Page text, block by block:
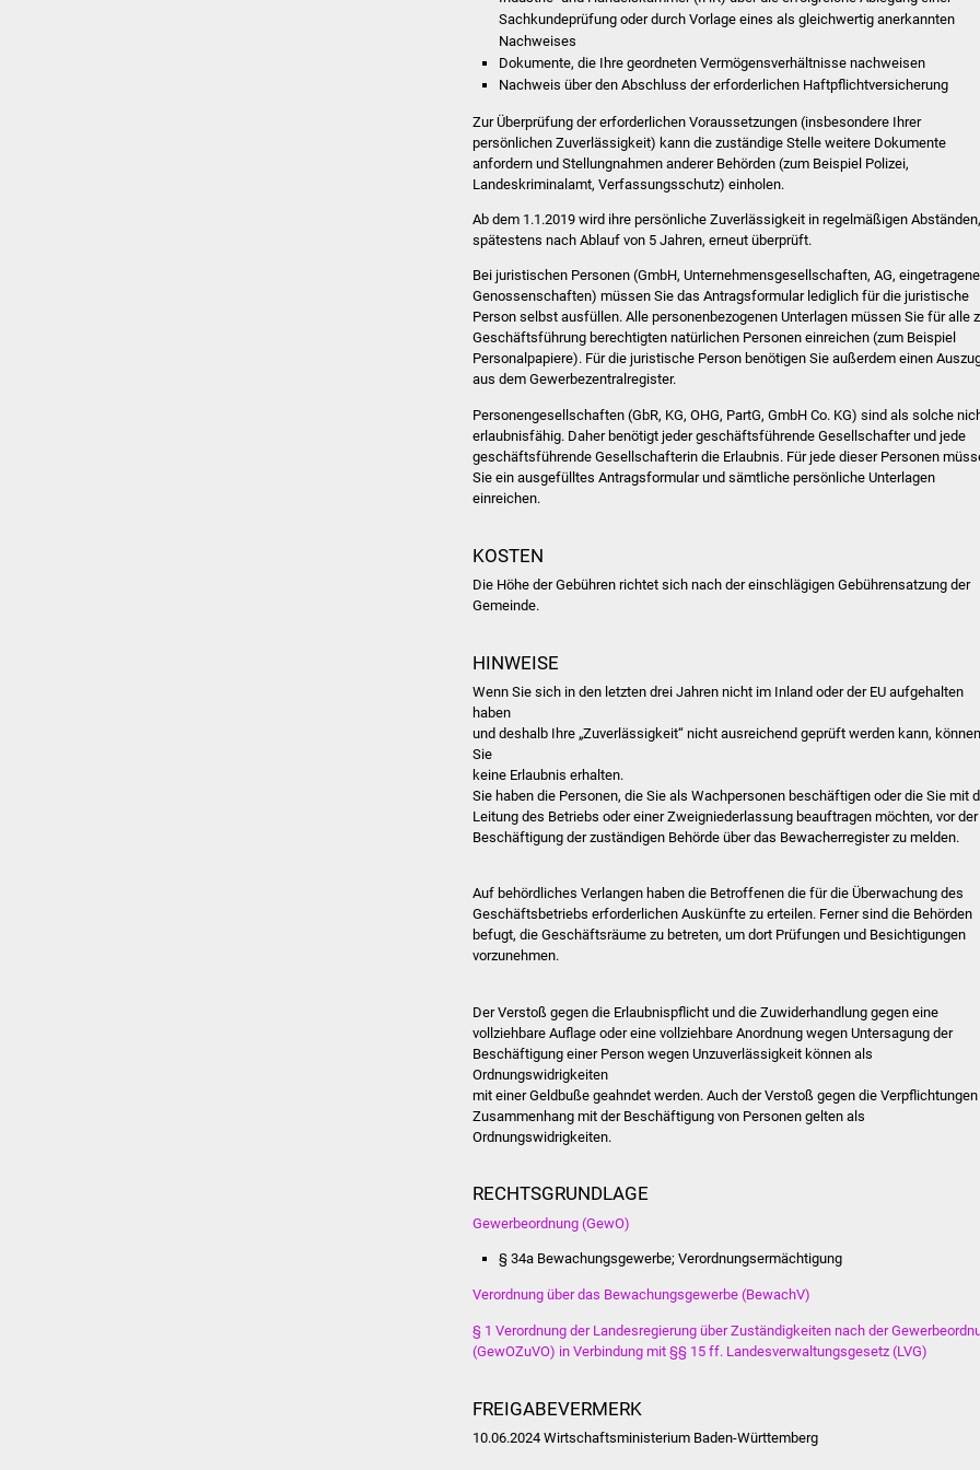
Sachkundeprüfung oder durch Vorlage eines als gleichwertig anerkannten
Nachweises
Dokumente, die Ihre geordneten Vermögensverhältnisse nachweisen
Nachweis über den Abschluss der erforderlichen Haftpflichtversicherung
Zur Überprüfung der erforderlichen Voraussetzungen (insbesondere Ihrer
persönlichen Zuverlässigkeit) kann die zuständige Stelle weitere Dokumente
anfordern und Stellungnahmen anderer Behörden (zum Beispiel Polizei,
Landeskriminalamt, Verfassungsschutz) einholen.
Ab dem 1.1.2019 wird ihre persönliche Zuverlässigkeit in regelmäßigen Abständen,
spätestens nach Ablauf von 5 Jahren, erneut überprüft.
Bei juristischen Personen (GmbH, Unternehmensgesellschaften, AG, eingetragene
Genossenschaften) müssen Sie das Antragsformular lediglich für die juristische
Person selbst ausfüllen. Alle personenbezogenen Unterlagen müssen Sie für alle
Geschäftsführung berechtigten natürlichen Personen einreichen (zum Beispiel
Personalpapiere). Für die juristische Person benötigen Sie außerdem einen
aus dem Gewerbezentralregister.
Personengesellschaften (GbR, KG, OHG, PartG, GmbH Co. KG) sind als solche
erlaubnisfähig. Daher benötigt jeder geschäftsführende Gesellschafter und jede
geschäftsführende Gesellschafterin die Erlaubnis. Für jede dieser Personen
Sie ein ausgefülltes Antragsformular und sämtliche persönliche Unterlagen
einreichen.
KOSTEN
Die Höhe der Gebühren richtet sich nach der einschlägigen Gebührensatzung der
Gemeinde.
HINWEISE
Wenn Sie sich in den letzten drei Jahren nicht im Inland oder der EU aufgehalten
haben
und deshalb Ihre „Zuverlässigkeit“ nicht ausreichend geprüft werden kann, können
Sie
keine Erlaubnis erhalten.
Sie haben die Personen, die Sie als Wachpersonen beschäftigen oder die Sie mit
Leitung des Betriebs oder einer Zweigniederlassung beauftragen möchten, vor der
Beschäftigung der zuständigen Behörde über das Bewacherregister zu melden.
Auf behördliches Verlangen haben die Betroffenen die für die Überwachung des
Geschäftsbetriebs erforderlichen Auskünfte zu erteilen. Ferner sind die Behörden
befugt, die Geschäftsräume zu betreten, um dort Prüfungen und Besichtigungen
vorzunehmen.
Der Verstoß gegen die Erlaubnispflicht und die Zuwiderhandlung gegen eine
vollziehbare Auflage oder eine vollziehbare Anordnung wegen Untersagung der
Beschäftigung einer Person wegen Unzuverlässigkeit können als
Ordnungswidrigkeiten
mit einer Geldbuße geahndet werden. Auch der Verstoß gegen die
Zusammenhang mit der Beschäftigung von Personen gelten als
Ordnungswidrigkeiten.
RECHTSGRUNDLAGE
Gewerbeordnung (GewO)
§ 34a Bewachungsgewerbe; Verordnungsermächtigung
Verordnung über das Bewachungsgewerbe (BewachV)
§ 1 Verordnung der Landesregierung über Zuständigkeiten nach der
(GewOZuVO) in Verbindung mit §§ 15 ff. Landesverwaltungsgesetz (LVG)
FREIGABEVERMERK
10.06.2024 Wirtschaftsministerium Baden-Württemberg